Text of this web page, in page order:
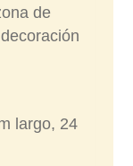
de
largo, 24